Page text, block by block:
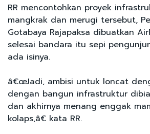
RR mencontohkan proyek
mangkrak dan merugi tersebut,
Gotabaya Rajapaksa dibuatkan
selesai bandara itu sepi
ada isinya.
â€œJadi, ambisi untuk loncat
dengan bangun infrastruktur
dan akhirnya menang enggak
kolaps,â€ kata RR.